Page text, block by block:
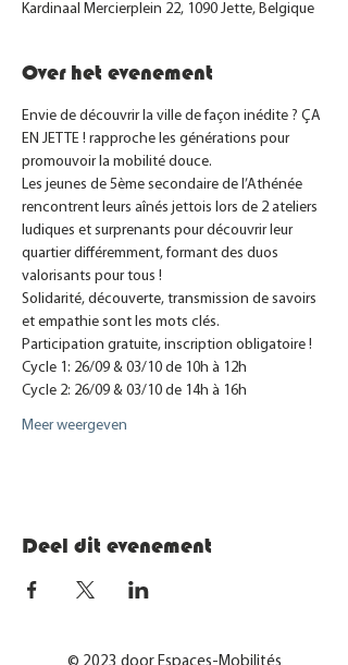
Kardinaal Mercierplein 22, 1090 Jette, Belgique
Over het evenement
Envie de découvrir la ville de façon inédite ? ÇA
EN JETTE ! rapproche les générations pour
promouvoir la mobilité douce.
Les jeunes de 5ème secondaire de l’Athénée
rencontrent leurs aînés jettois lors de 2 ateliers
ludiques et surprenants pour découvrir leur
quartier différemment, formant des duos
valorisants pour tous !
Solidarité, découverte, transmission de savoirs
et empathie sont les mots clés.
Participation gratuite, inscription obligatoire !
Cycle 1: 26/09 & 03/10 de 10h à 12h
Cycle 2: 26/09 & 03/10 de 14h à 16h
Meer weergeven
Deel dit evenement